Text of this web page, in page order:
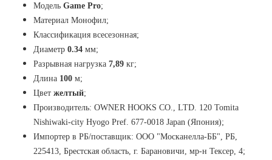
Модель Game Pro;
Материал Монофил;
Классификация всесезонная;
Диаметр 0.34 мм;
Разрывная нагрузка 7,89 кг;
Длина 100 м;
Цвет желтый;
Производитель: OWNER HOOKS CO., LTD. 120 Tomita
Nishiwaki-city Hyogo Pref. 677-0018 Japan (Япония);
Импортер в РБ/поставщик: ООО "Москанелла-ББ", РБ,
225413, Брестская область, г. Барановичи, мр-н Тексер, 4;